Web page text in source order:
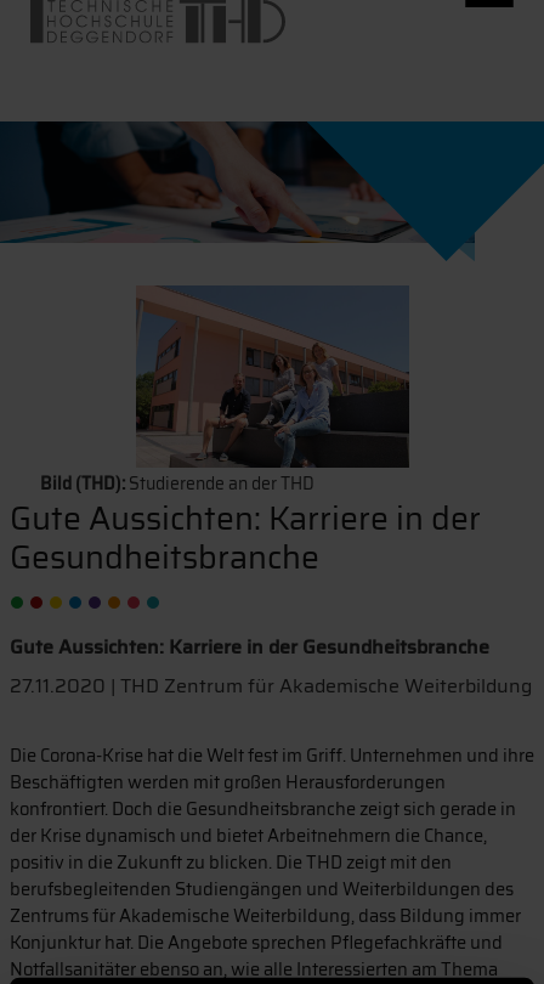
Bild (THD):Studierende an der THD
Gute Aussichten: Karriere in der
Gesundheitsbranche
Gute Aussichten: Karriere in der Gesundheitsbranche
27.11.2020 | THD Zentrum für Akademische Weiterbildung
Die Corona-Krise hat die Welt fest im Griff. Unternehmen und ihre
Beschäftigten werden mit großen Herausforderungen
konfrontiert. Doch die Gesundheitsbranche zeigt sich gerade in
der Krise dynamisch und bietet Arbeitnehmern die Chance,
positiv in die Zukunft zu blicken. Die THD zeigt mit den
berufsbegleitenden Studiengängen und Weiterbildungen des
Zentrums für Akademische Weiterbildung, dass Bildung immer
Konjunktur hat. Die Angebote sprechen Pflegefachkräfte und
Notfallsanitäter ebenso an, wie alle Interessierten am Thema